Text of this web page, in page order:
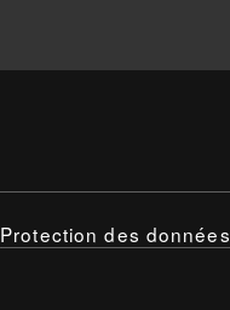
Protection des données